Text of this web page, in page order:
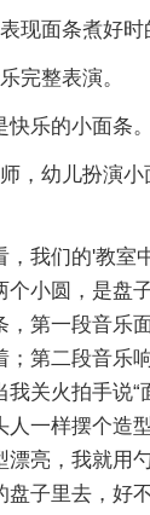
现面条煮好时
完整表演。
乐的小面条。
，幼儿扮演
我们的'教室
个小圆，是盘
第一段音乐
；第二段音乐
关火拍手说“
人一样摆个造
漂亮，我就用
子里去，好